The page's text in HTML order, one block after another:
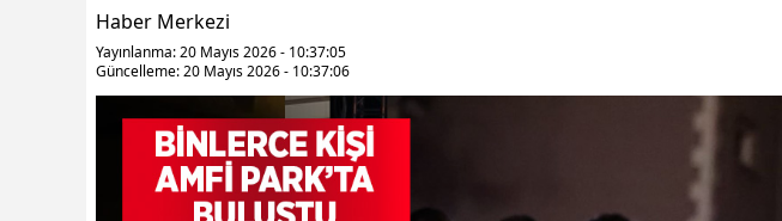
Haber Merkezi
Yayınlanma: 20 Mayıs 2026 - 10:37:05
Güncelleme: 20 Mayıs 2026 - 10:37:06